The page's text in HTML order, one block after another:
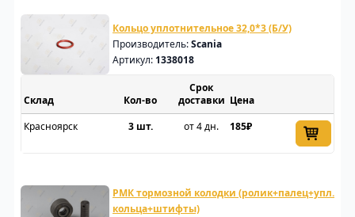
Кольцо уплотнительное 32,0*3 (Б/У)
Производитель:Scania
Артикул: 1338018
Склад
Срок
доставки Цена
Красноярск
3 шт. от 4 дн. 185₽
РМК тормозной колодки (ролик+палец+упл.
кольца+штифты)